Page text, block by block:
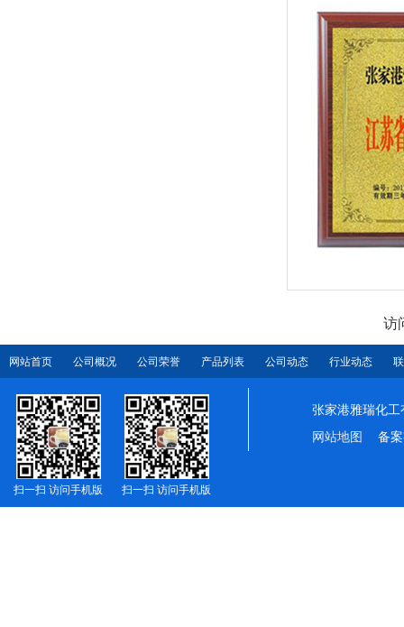
访
网站首页 公司概况 公司荣誉 产品列表 公司动态 行业动态
扫一扫 访问手机版 扫一扫 访问手机版
张家港雅瑞化工
网站地图
备